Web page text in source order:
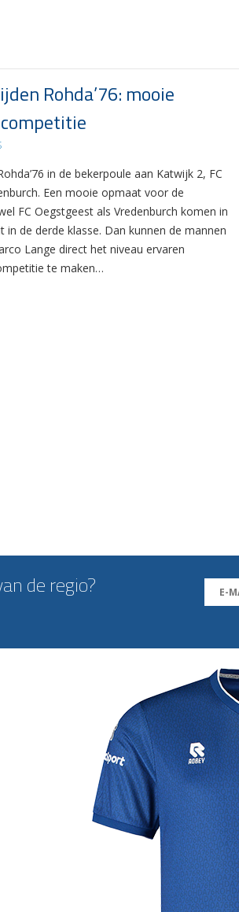
Rohda’76: mooie
in de bekerpoule aan Katwijk 2, FC
Een mooie opmaat voor de
FC Oegstgeest als Vredenburch komen in
de derde klasse. Dan kunnen de mannen
Lange direct het niveau ervaren
te maken…
de regio?